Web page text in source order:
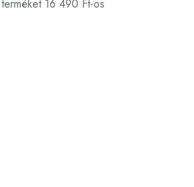
16 490 Ft-os